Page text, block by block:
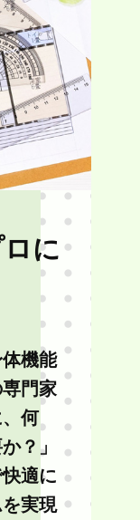
に
機能
門家
何
？」
適に
実現